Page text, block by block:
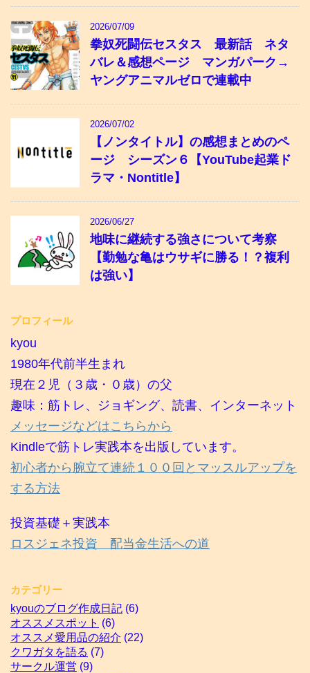
2026/07/09
拳奴死闘伝セスタス 最新話 ネタ
バレ＆感想ページ マンガパーク→
ヤングアニマルゼロで連載中
2026/07/02
【ノンタイトル】の感想まとめのペ
ージ シーズン６【YouTube起業ド
ラマ・Nontitle】
2026/06/27
地味に継続する強さについて考察
【勤勉な亀はウサギに勝る！？複利
は強い】
プロフィール
kyou
1980年代前半生まれ
現在２児（３歳・０歳）の父
趣味：筋トレ、ジョギング、読書、インターネット
メッセージなどはこちらから
Kindleで筋トレ実践本を出版しています。
初心者から腕立て連続１００回とマッスルアップを
する方法
投資基礎＋実践本
ロスジェネ投資 配当金生活への道
カテゴリー
kyouのブログ作成日記 (6)
オススメスポット (6)
オススメ愛用品の紹介 (22)
クワガタを語る (7)
サークル運営 (9)